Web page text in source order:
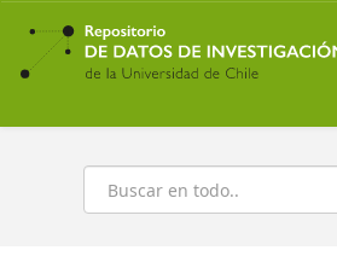
Ir
contenido
principal
Buscar